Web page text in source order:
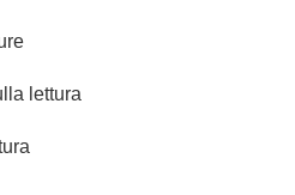
lettura